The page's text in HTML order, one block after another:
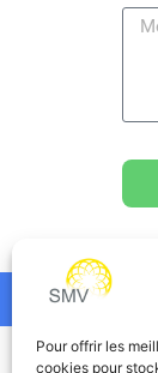
Pour offrir les
cookies pour